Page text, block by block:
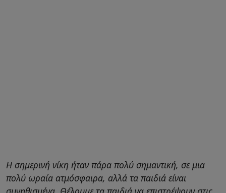
Η σημερινή νίκη ήταν πάρα πολύ σημαντική, σε μια
πολύ ωραία ατμόσφαιρα, αλλά τα παιδιά είναι